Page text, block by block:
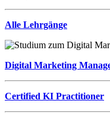
Alle Lehrgänge
Digital Marketing
Certified KI Practitioner